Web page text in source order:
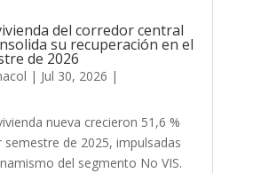
del corredor central
su recuperación en el
de 2026
| Jul 30, 2026 |
nueva crecieron 51,6 %
de 2025, impulsadas
del segmento No VIS.